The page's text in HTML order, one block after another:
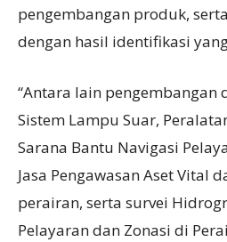
pengembangan produk,
dengan hasil identifikasi
“Antara lain pengembangan
Sistem Lampu Suar,
Sarana Bantu Navigasi
Jasa Pengawasan Aset Vital
perairan, serta survei
Pelayaran dan Zonasi di